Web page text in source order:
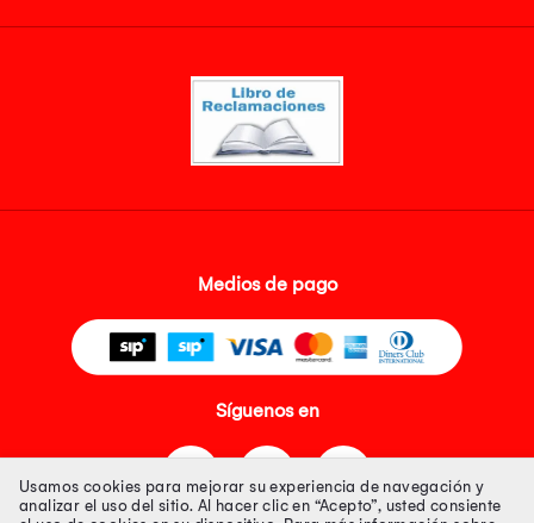
Medios de pago
Síguenos en
Usamos cookies para mejorar su experiencia de navegación y
analizar el uso del sitio. Al hacer clic en “Acepto”, usted consiente